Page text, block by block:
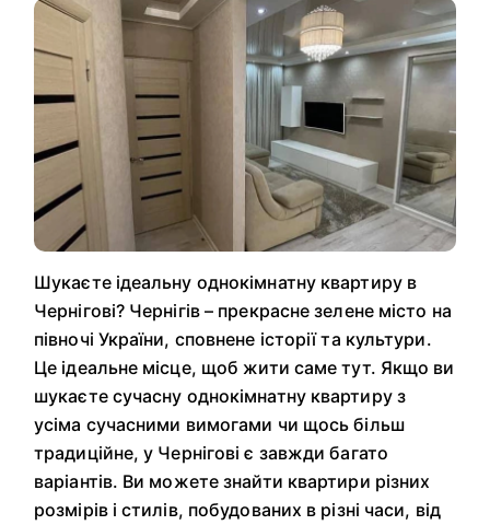
Шукаєте ідеальну однокімнатну квартиру в
Чернігові? Чернігів – прекрасне зелене місто на
півночі України, сповнене історії та культури.
Це ідеальне місце, щоб жити саме тут. Якщо ви
шукаєте сучасну однокімнатну квартиру з
усіма сучасними вимогами чи щось більш
традиційне, у Чернігові є завжди багато
варіантів. Ви можете знайти квартири різних
розмірів і стилів, побудованих в різні часи, від